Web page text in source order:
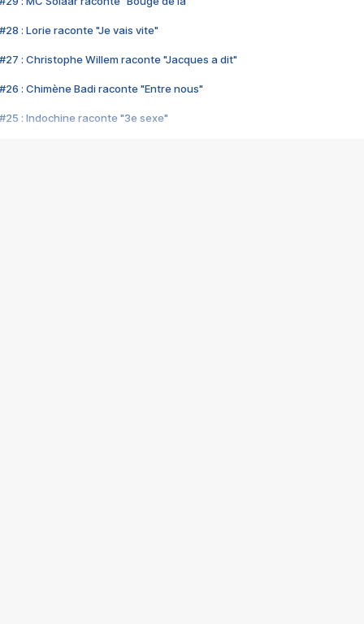
#28 : Lorie raconte "Je vais vite"
#27 : Christophe Willem raconte "Jacques a dit"
#26 : Chimène Badi raconte "Entre nous"
#25 : Indochine raconte "3e sexe"